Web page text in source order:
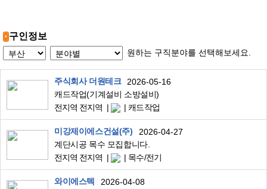
구인정보
원하는 구직분야를 선택해보세요.
주식회사 더원테크
2026-05-16
캐드작업(기계설비 소방설비)
전지역 전지역
캐드작업
미강제이에스건설(주)
2026-04-27
계단시공 목수 모집합니다.
전지역 전지역
목수/전기
와이에스텍
2026-04-08